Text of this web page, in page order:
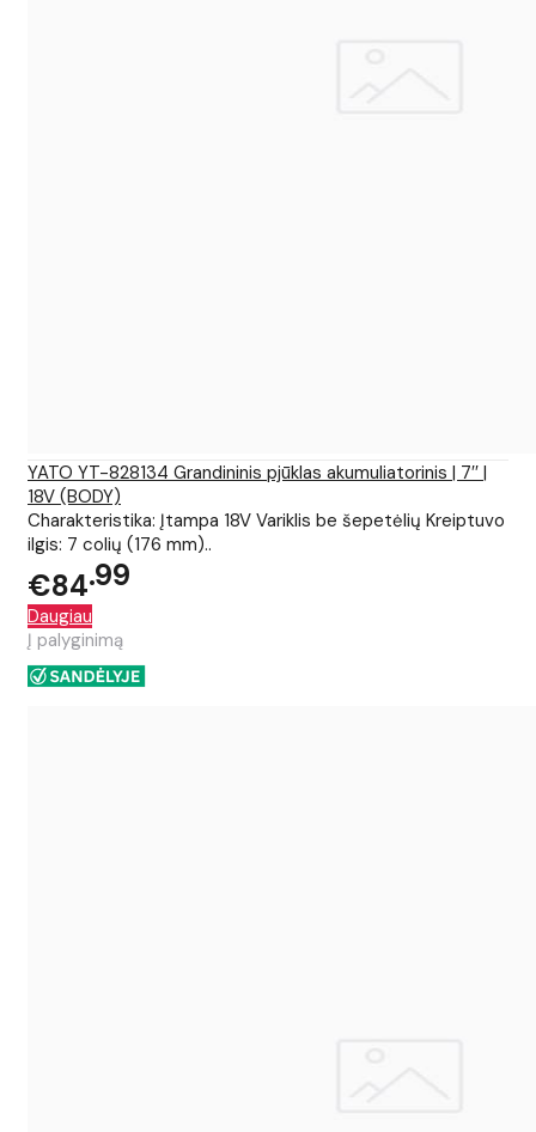
YATO YT-828134 Grandininis pjūklas akumuliatorinis | 7′′ |
18V (BODY)
Charakteristika: Įtampa 18V Variklis be šepetėlių Kreiptuvo
ilgis: 7 colių (176 mm)..
€84 99
Daugiau
Į palyginimą